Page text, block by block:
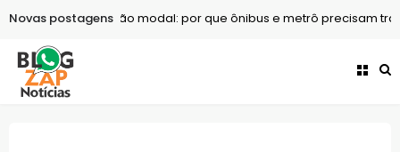
Turismo Integração modal: por que ônibus e metrô precisam
Novas postagens